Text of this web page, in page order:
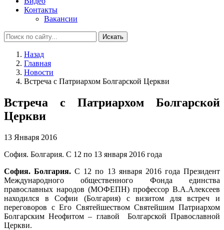
Контакты
Вакансии
Искать
Назад
Главная
Новости
Встреча с Патриархом Болгарской Церкви
Встреча с Патриархом Болгарской
Церкви
13 Января 2016
София. Болгария. С 12 по 13 января 2016 года
София. Болгария.С 12 по 13 января 2016 года Президент
Международного общественного Фонда единства
православных народов (МОФЕПН) профессор В.А.Алексеев
находился в Софии (Болгария) с визитом для встреч и
переговоров с Его Святейшеством Святейшим Патриархом
Болгарским Неофитом – главой Болгарской Православной
Церкви.